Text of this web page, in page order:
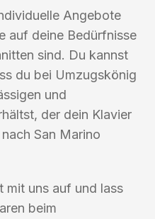
Angebote
auf deine Bedürfnisse
sind. Du kannst
du bei Umzugskönig
und
der dein Klavier
San Marino
mit uns auf und lass
beim